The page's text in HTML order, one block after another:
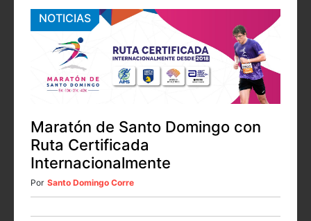
NOTICIAS
Maratón de Santo Domingo con
Ruta Certificada
Internacionalmente
Por Santo Domingo Corre